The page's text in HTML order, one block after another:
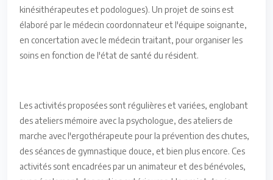
kinésithérapeutes et podologues). Un projet de soins est
élaboré par le médecin coordonnateur et l'équipe soignante,
en concertation avec le médecin traitant, pour organiser les
soins en fonction de l'état de santé du résident.
Les activités proposées sont régulières et variées, englobant
des ateliers mémoire avec la psychologue, des ateliers de
marche avec l'ergothérapeute pour la prévention des chutes,
des séances de gymnastique douce, et bien plus encore. Ces
activités sont encadrées par un animateur et des bénévoles,